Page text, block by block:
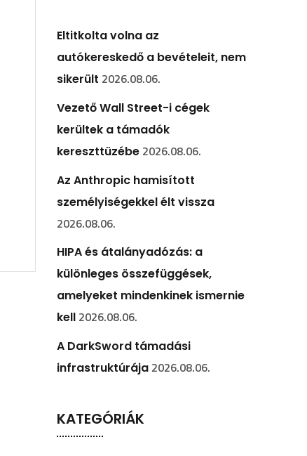
Eltitkolta volna az
autókereskedő a bevételeit, nem
sikerült 2026.08.06.
Vezető Wall Street-i cégek
kerültek a támadók
kereszttüzébe 2026.08.06.
Az Anthropic hamisított
személyiségekkel élt vissza
2026.08.06.
HIPA és átalányadózás: a
különleges összefüggések,
amelyeket mindenkinek ismernie
kell 2026.08.06.
A DarkSword támadási
infrastruktúrája 2026.08.06.
KATEGÓRIÁK